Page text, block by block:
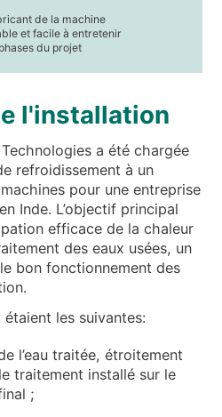
de la machine
et facile à entretenir
du projet
l'installation
a été chargée
refroidissement à un
pour une entreprise
Inde. L’objectif principal
efficace de la chaleur
des eaux usées, un
bon fonctionnement des
les suivantes:
l’eau traitée, étroitement
traitement installé sur le
;